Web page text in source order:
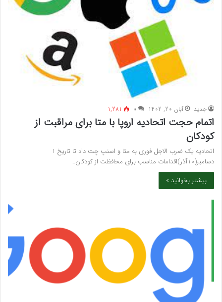
جدید آبان 20, 1402 ۰ 1,281
اتمام حجت اتحادیه اروپا با متا برای مراقبت از
کودکان
اتحادیه یک ضرب الاجل فوری به متا و اسنپ چت داد تا تاریخ 1
دسامبر(10آذر)اقدامات مناسب برای محافظت از کودکان…
بیشتر بخوانید »